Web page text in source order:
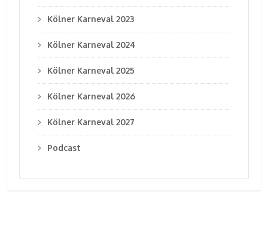
Kölner Karneval 2023
Kölner Karneval 2024
Kölner Karneval 2025
Kölner Karneval 2026
Kölner Karneval 2027
Podcast